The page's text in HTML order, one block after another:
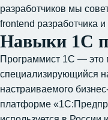
разработчиков мы
frontend разработчика и
Навыки 1С
Программист 1С — это
специализирующийся
настраиваемого
платформе